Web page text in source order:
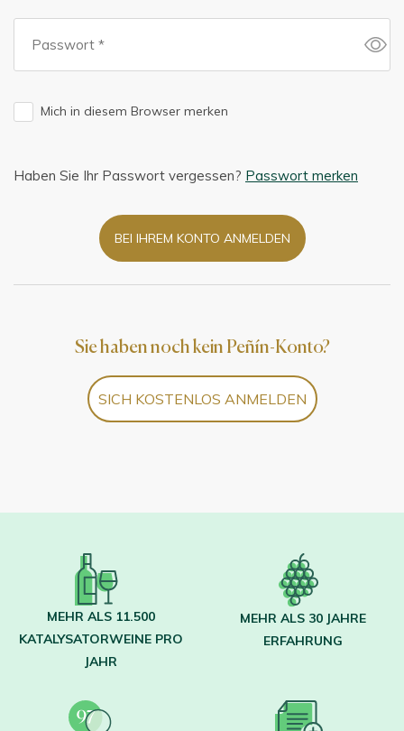
Mich in diesem Browser merken
Haben Sie Ihr Passwort vergessen? Passwort merken
BEI IHREM KONTO ANMELDEN
Sie haben noch kein Peñín-Konto?
SICH KOSTENLOS ANMELDEN
MEHR ALS 11.500
KATALYSATORWEINE PRO
JAHR
MEHR ALS 30 JAHRE
ERFAHRUNG